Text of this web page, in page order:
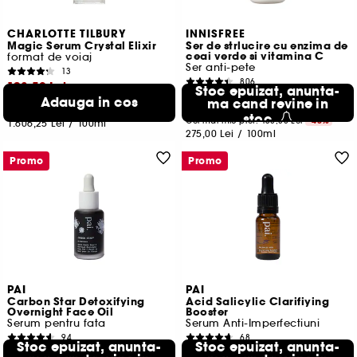
CHARLOTTE TILBURY
Magic Serum Crystal Elixir
format de voiaj
13
128,50 Lei
Cel mai mic pret:184,00 Lei -30.2%
1.606,25 Lei /100ml
Adauga in cos
INNISFREE
Ser de strlucire cu enzima de
ceai verde si vitamina C
Ser anti-pete
806
82,50 Lei
Cel mai mic pret:150,00 Lei -45%
275,00 Lei / 100ml
Stoc epuizat, anunta-
ma cand revine in
stoc
PAI
Carbon Star Detoxifying
Overnight Face Oil
Serum pentru fata
94
106,50 Lei
Stoc epuizat, anunta-
Promo
PAI
Acid Salicylic Clarifiying
Booster
Serum Anti-Imperfectiuni
68
54,50 Lei
Stoc epuizat, anunta-
Promo